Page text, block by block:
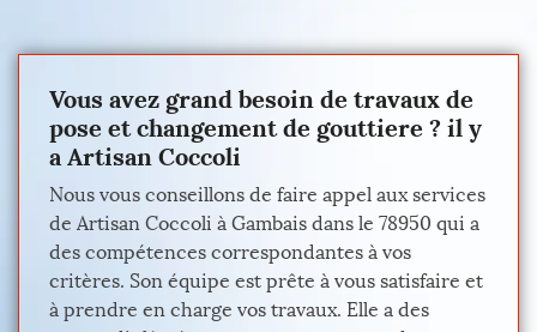
Vous avez grand besoin de travaux de
pose et changement de gouttiere ? il y
a Artisan Coccoli
Nous vous conseillons de faire appel aux services
de Artisan Coccoli à Gambais dans le 78950 qui a
des compétences correspondantes à vos
critères. Son équipe est prête à vous satisfaire et
à prendre en charge vos travaux. Elle a des